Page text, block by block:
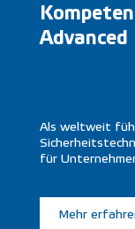
Als weltweit
für
Mehr